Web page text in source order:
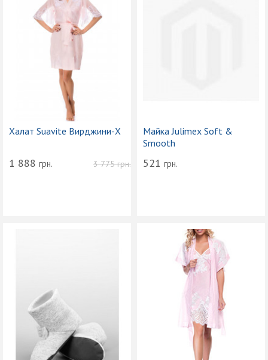
Халат Suavite Вирджини-Х
3 775грн.
1 888 грн.
Майка Julimex Soft &
Smooth
521 грн.